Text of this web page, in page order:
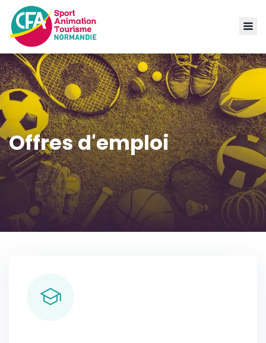
Offres d'emploi